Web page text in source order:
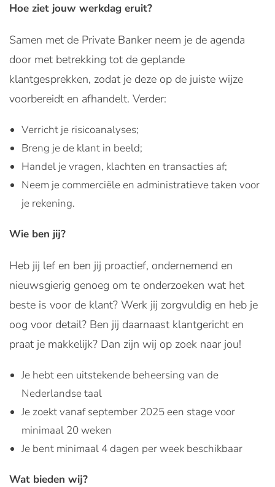
Hoe ziet jouw werkdag eruit?
Samen met de Private Banker neem je de agenda
door met betrekking tot de geplande
klantgesprekken, zodat je deze op de juiste wijze
voorbereidt en afhandelt. Verder:
Verricht je risicoanalyses;
Breng je de klant in beeld;
Handel je vragen, klachten en transacties af;
Neem je commerciële en administratieve taken voor
je rekening.
Wie ben jij?
Heb jij lef en ben jij proactief, ondernemend en
nieuwsgierig genoeg om te onderzoeken wat het
beste is voor de klant? Werk jij zorgvuldig en heb je
oog voor detail? Ben jij daarnaast klantgericht en
praat je makkelijk? Dan zijn wij op zoek naar jou!
Je hebt een uitstekende beheersing van de
Nederlandse taal
Je zoekt vanaf september 2025 een stage voor
minimaal 20 weken
Je bent minimaal 4 dagen per week beschikbaar
Wat bieden wij?